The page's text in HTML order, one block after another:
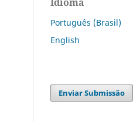
Português (Brasil)
English
Enviar Submissão